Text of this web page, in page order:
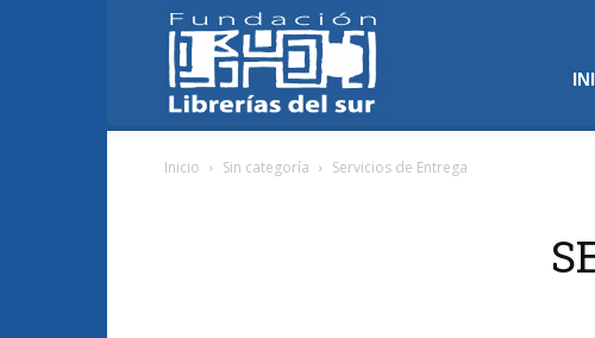
Inicio Sin categoría Servicios de Entrega